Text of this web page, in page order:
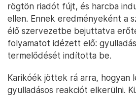
rögtön riadót fújt, és harcba
ellen. Ennek eredményeként a
élő szervezetbe bejuttatva
folyamatot idézett elő:
termelődését indította be.
Karikóék jöttek rá arra, hogyan
gyulladásos reakciót elkerülni.